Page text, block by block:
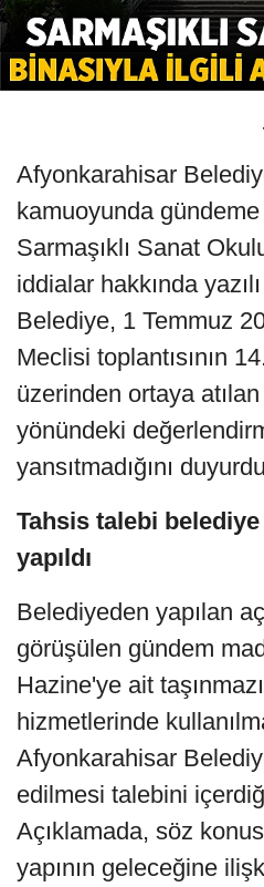
Afyonkarahisar
kamuoyunda
Sarmaşıklı Sanat
iddialar hakkında
Belediye, 1 Temmuz
Meclisi toplantısının
üzerinden ortaya atılan
yönündeki
yansıtmadığını
Tahsis talebi
yapıldı
Belediyeden yapılan
görüşülen gündem
Hazine'ye ait
hizmetlerinde
Afyonkarahisar
edilmesi talebini
Açıklamada, söz
yapının geleceğine